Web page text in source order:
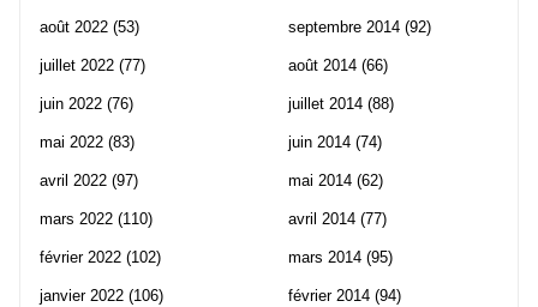
août 2022 (53)
juillet 2022 (77)
juin 2022 (76)
mai 2022 (83)
avril 2022 (97)
mars 2022 (110)
février 2022 (102)
janvier 2022 (106)
septembre 2014 (92)
août 2014 (66)
juillet 2014 (88)
juin 2014 (74)
mai 2014 (62)
avril 2014 (77)
mars 2014 (95)
février 2014 (94)